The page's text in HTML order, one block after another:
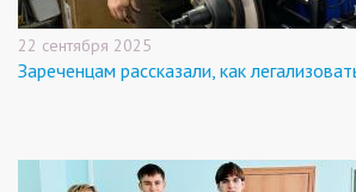
22 сентября 2025
Зареченцам рассказали, как